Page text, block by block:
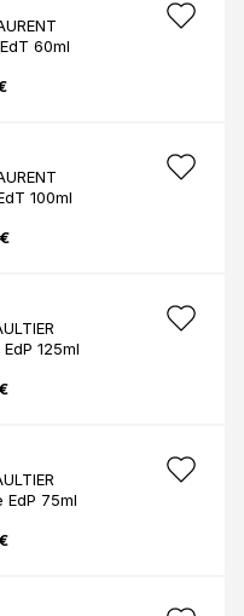
60ml
100ml
125ml
EdP 75ml